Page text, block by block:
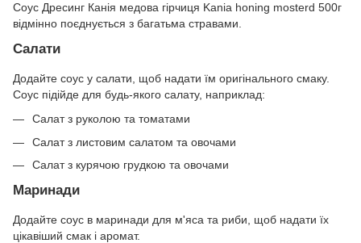
Соус Дресинг Канія медова гірчиця Kania honing mosterd 500г
відмінно поєднується з багатьма стравами.
Салати
Додайте соус у салати, щоб надати їм оригінального смаку.
Соус підійде для будь-якого салату, наприклад:
Салат з руколою та томатами
Салат з листовим салатом та овочами
Салат з курячою грудкою та овочами
Маринади
Додайте соус в маринади для м'яса та риби, щоб надати їх
цікавіший смак і аромат.